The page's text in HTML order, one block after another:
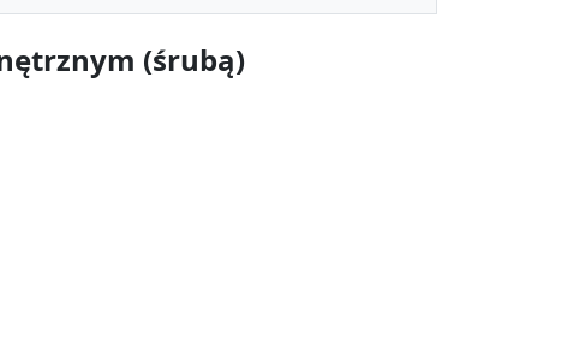
(śrubą)